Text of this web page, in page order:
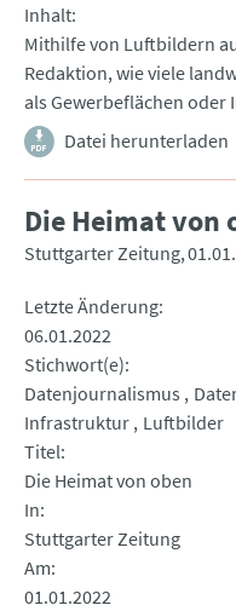
Inhalt
Mithilfe von Luftbildern
Redaktion, wie viele
als Gewerbeflächen
Datei herunterladen
Die Heimat von
Stuttgarter Zeitung
Letzte Änderung
06.01.2022
Stichwort(e)
Datenjournalismus
Infrastruktur Luftbilder
Titel
Die Heimat von oben
In
Stuttgarter Zeitung
Am
01.01.2022